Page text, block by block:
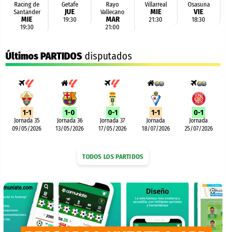
Racing de
Santander
MIE
19:30Partido
Getafe
JUE
19:30Jornada
Rayo
Vallecano
MAR
21:00
Villarreal
MIE
21:30
Osasuna
VIE
18:30
Últimos PARTIDOS disputados
1-1
Jornada 35
09/05/2026
1-0
Jornada 36
13/05/2026
0-1
Jornada 37
17/05/2026
1-1
Jornada
18/07/2026
0-1
Jornada
25/07/2026
TODOS LOS PARTIDOS